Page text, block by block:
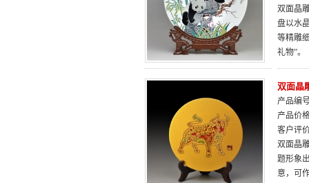
双面晶
盘以水
等精雕
礼物”。
双面晶
产品编
产品价
客户评
双面晶
题形象
意，可